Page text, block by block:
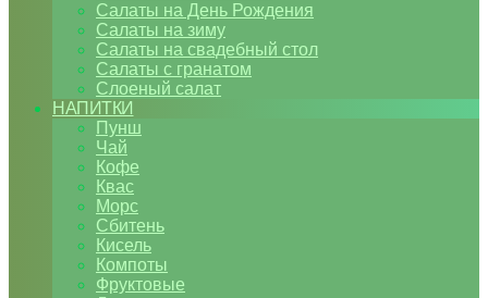
Салаты на День Рождения
Салаты на зиму
Салаты на свадебный стол
Салаты с гранатом
Слоеный салат
НАПИТКИ
Пунш
Чай
Кофе
Квас
Морс
Сбитень
Кисель
Компоты
Фруктовые